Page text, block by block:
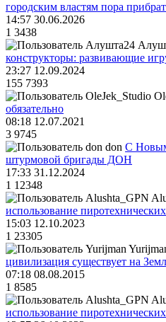
городским властям пора
14:57 30.06.2026
1 3438
конструкторы: развивающие
23:27 12.09.2024
155 7393
обязательно
08:18 12.07.2021
3 9745
don С Новым
штурмовой бригады ДОН
17:33 31.12.2024
1 12348
использование
15:03 12.10.2023
1 23305
цивилизация существует на
07:18 08.08.2015
1 8585
использование